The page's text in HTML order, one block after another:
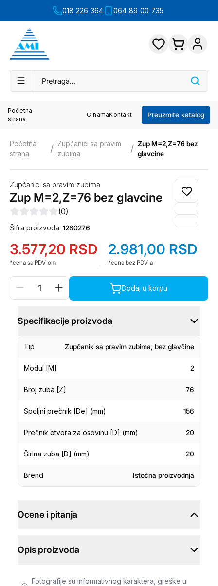
018 226 364 064 89 00 735
Početna
strana
O namaKontakt Preuzmite katalog
Početna
strana
/ Zupčanici sa pravim
zubima
/ Zup M=2,Z=76 bez
glavcine
Zupčanici sa pravim zubima
Zup M=2,Z=76 bez glavcine
(0)
Šifra proizvoda: 1280276
3.577,20 RSD
*cena sa PDV-om
2.981,00 RSD
*cena bez PDV-a
Dodaj u korpu
Specifikacije proizvoda
Tip Zupčanik sa pravim zubima, bez glavčine
Modul [M] 2
Broj zuba [Z] 76
Spoljni prečnik [De] (mm) 156
Prečnik otvora za osovinu [D] (mm) 20
Širina zuba [D] (mm) 20
Brend Istočna proizvodnja
Ocene i pitanja
Opis proizvoda
Fotografije su informativnog karaktera, greške u